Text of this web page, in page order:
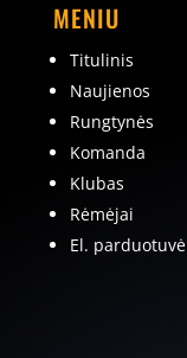
MENIU
Titulinis
Naujienos
Rungtynės
Komanda
Klubas
Rėmėjai
El. parduotuvė